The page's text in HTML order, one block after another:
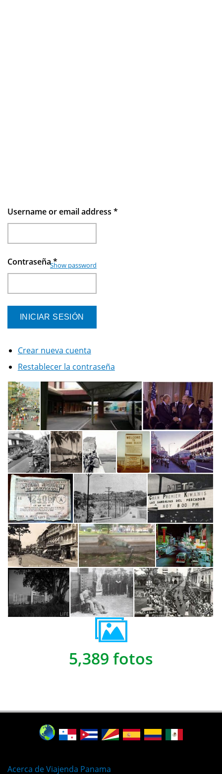
Username or email address *
Contraseña*
Show password
Crear nueva cuenta
Restablecer la contraseña
5,389 fotos
Acerca de Viajenda Panama